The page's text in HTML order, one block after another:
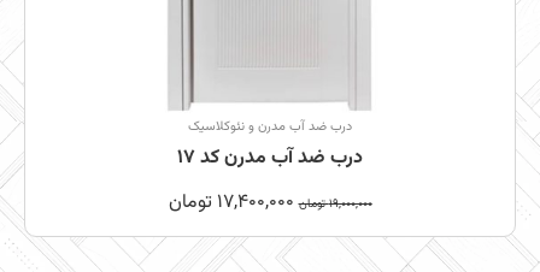
درب ضد آب مدرن و نئوکلاسیک
درب ضد آب مدرن کد 17
19,000,000 تومان 17,400,000 تومان